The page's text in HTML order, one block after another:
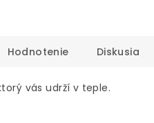
Hodnotenie Diskusia
vás udrží v teple.